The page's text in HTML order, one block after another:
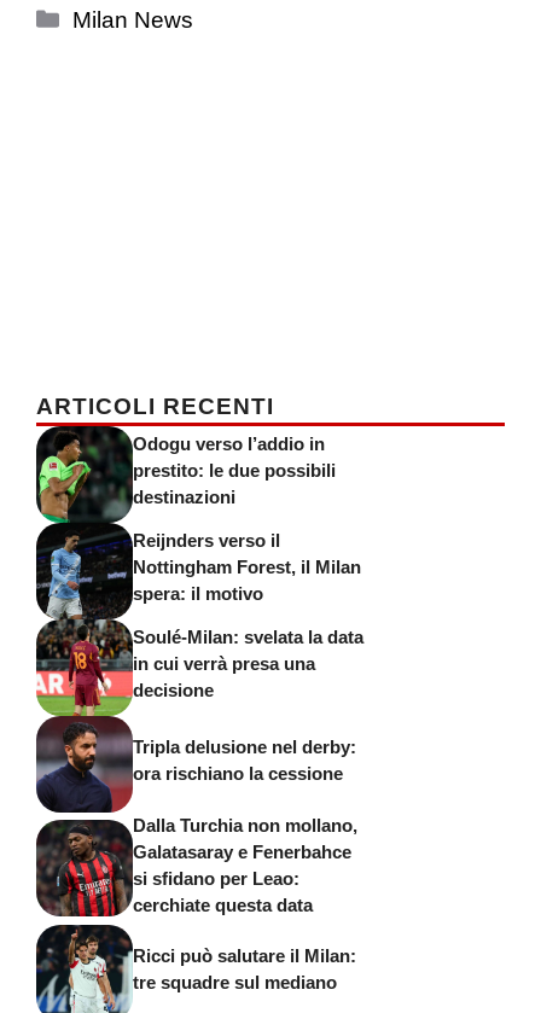
Categorie
Milan News
ARTICOLI RECENTI
Odogu verso l’addio in
prestito: le due possibili
destinazioni
Reijnders verso il
Nottingham Forest, il Milan
spera: il motivo
Soulé-Milan: svelata la data
in cui verrà presa una
decisione
Tripla delusione nel derby:
ora rischiano la cessione
Dalla Turchia non mollano,
Galatasaray e Fenerbahce
si sfidano per Leao:
cerchiate questa data
Ricci può salutare il Milan:
tre squadre sul mediano